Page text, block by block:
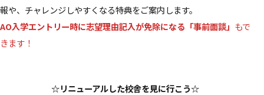
報や、チャレンジしやすくなる特典をご案内します。
AO入学エントリー時に志望理由記入が免除になる「事前面談」 もで
きます！
☆リニューアルした校舎を見に行こう☆